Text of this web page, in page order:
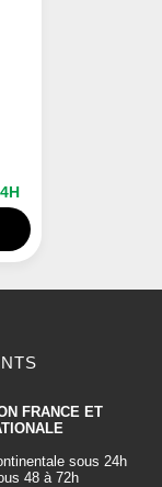
FRANCE ET
sous 24h
48 à 72h